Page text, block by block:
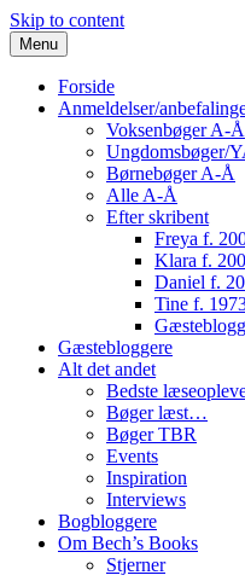
Skip to content
Menu
Forside
Anmeldelser/
Voksenbøger A-Å
Ungdomsbøger/
Børnebøger A-Å
Alle A-Å
Efter skribent
Freya f.
Klara f.
Daniel f.
Tine f.
Gæstebloggere
Alt det andet
Bedste
Bøger læst…
Bøger TBR
Events
Inspiration
Interviews
Bogbloggere
Om Bech’s Books
Stjerner